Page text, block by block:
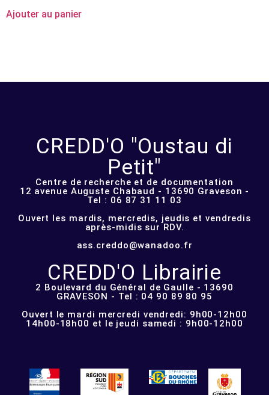
Ajouter au panier
CREDD'O "Oustau di
Petit"
Centre de recherche et de documentation
12 avenue Auguste Chabaud - 13690 Graveson -
Tel : 06 87 31 11 03
Ouvert les mardis, mercredis, jeudis et vendredis
après-midis sur RDV.
ass.creddo@wanadoo.fr
CREDD'O Librairie
2 Boulevard du Général de Gaulle - 13690
GRAVESON - Tel : 04 90 89 80 95
Ouvert le mardi mercredi vendredi: 9h00-12h00
14h00-18h00 et le jeudi samedi : 9h00-12h00